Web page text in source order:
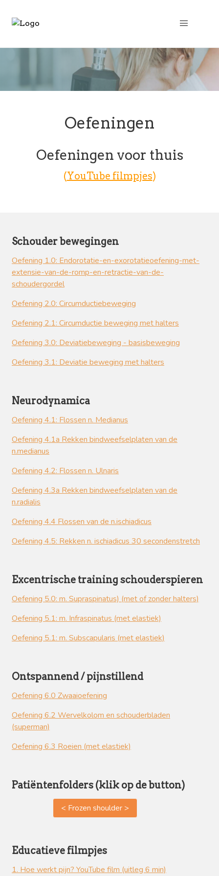
Oefeningen
Oefeningen voor thuis
(YouTube filmpjes)
Schouder bewegingen
Oefening 1.0: Endorotatie-en-exorotatieoefening-met-
extensie-van-de-romp-en-retractie-van-de-
schoudergordel
Oefening 2.0: Circumductiebeweging
Oefening 2.1: Circumductie beweging met halters
Oefening 3.0: Deviatiebeweging - basisbeweging
Oefening 3.1: Deviatie beweging met halters
Neurodynamica
Oefening 4.1: Flossen n. Medianus
Oefening 4.1a Rekken bindweefselplaten van de
n.medianus
Oefening 4.2: Flossen n. Ulnaris
Oefening 4.3a Rekken bindweefselplaten van de
n.radialis
Oefening 4.4 Flossen van de n.ischiadicus
Oefening 4.5: Rekken n. ischiadicus 30 secondenstretch
Excentrische training schouderspieren
Oefening 5.0: m. Supraspinatus) (met of zonder halters)
Oefening 5.1: m. Infraspinatus (met elastiek)
Oefening 5.1: m. Subscapularis (met elastiek)
Ontspannend / pijnstillend
Oefening 6.0 Zwaaioefening
Oefening 6.2 Wervelkolom en schouderbladen
(superman)
Oefening 6.3 Roeien (met elastiek)
Patiëntenfolders (klik op de button)
< Frozen shoulder >
Educatieve filmpjes
1. Hoe werkt pijn? YouTube film (uitleg 6 min)